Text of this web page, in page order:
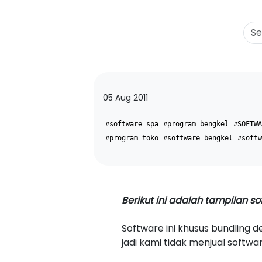
05 Aug 2011
#software spa #program bengkel
#program toko #software bengkel
Berikut ini adalah tampilan
Software ini khusus bundling
jadi kami tidak menjual